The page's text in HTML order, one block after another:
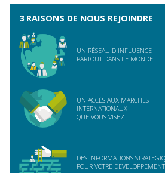
3 RAISONS DE NOUS REJOINDRE
UN RÉSEAU D'INFLUENCE
PARTOUT DANS LE MONDE
UN ACCÈS AUX MARCHÉS
INTERNATIONAUX
QUE VOUS VISEZ
DES INFORMATIONS
POUR VOTRE DÉVELOPPEMENT